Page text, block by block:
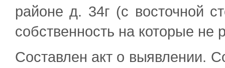
районе д. 34г (с восточной
собственность на которые не
Составлен акт о выявлении.